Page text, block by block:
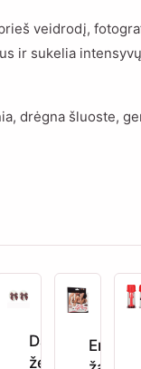
veidrodį,
ir sukelia
drėgna šluoste,
Daugkartiniai
žėrintys
Erotinis